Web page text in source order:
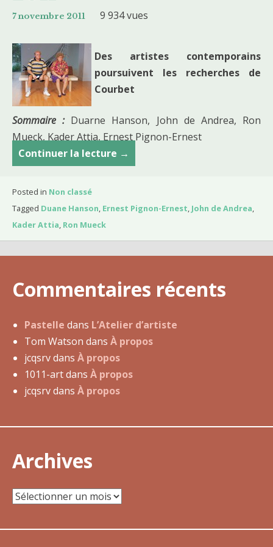
7 novembre 2011 9 934 vues
Des artistes contemporains
poursuivent les recherches de
Courbet
Sommaire : Duarne Hanson, John de Andrea, Ron
Mueck, Kader Attia, Ernest Pignon-Ernest
Continuer la lecture C
o
n
v
m
→
Posted in Non classé
Tagged Duane Hanson, Ernest Pignon-Ernest, John de Andrea,
Kader Attia, Ron Mueck
Commentaires récents
Pastelle dans L’Atelier d’artiste
Tom Watson dans À propos
jcqsrvdans À propos
1011-artdans À propos
jcqsrvdans À propos
Archives
Archives